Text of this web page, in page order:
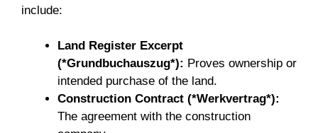
include:
Land Register Excerpt
(*Grundbuchauszug*): Proves ownership or
intended purchase of the land.
Construction Contract (*Werkvertrag*):
The agreement with the construction